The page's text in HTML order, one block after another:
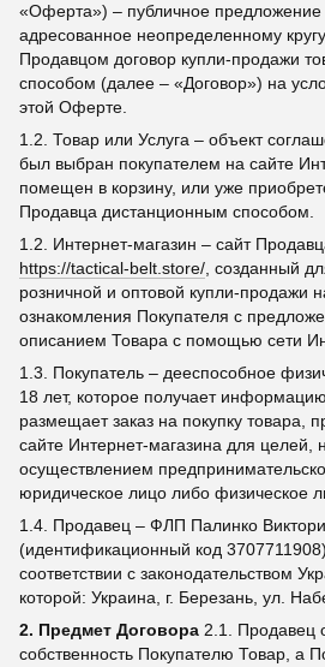
«Оферта») – публичное предложение
адресованное неопределенному
Продавцом договор купли-продажи
способом (далее – «Договор») на
этой Оферте.
1.2. Товар или Услуга – объект
был выбран покупателем на сайте
помещен в корзину, или уже
Продавца дистанционным способом.
1.2. Интернет-магазин – сайт
https://tactical-belt.store/ , созданный
розничной и оптовой купли-продажи
ознакомления Покупателя с
описанием Товара с помощью сети
1.3. Покупатель – дееспособное
18 лет, которое получает
размещает заказ на покупку товара,
сайте Интернет-магазина для целей,
осуществлением
юридическое лицо либо физическое
1.4. Продавец – ФЛП Палинко
(идентификационный код
соответствии с законодательством
которой: Украина, г. Березань, ул.
2. Предмет Договора 2.1. Продавец
собственность Покупателю Товар, а